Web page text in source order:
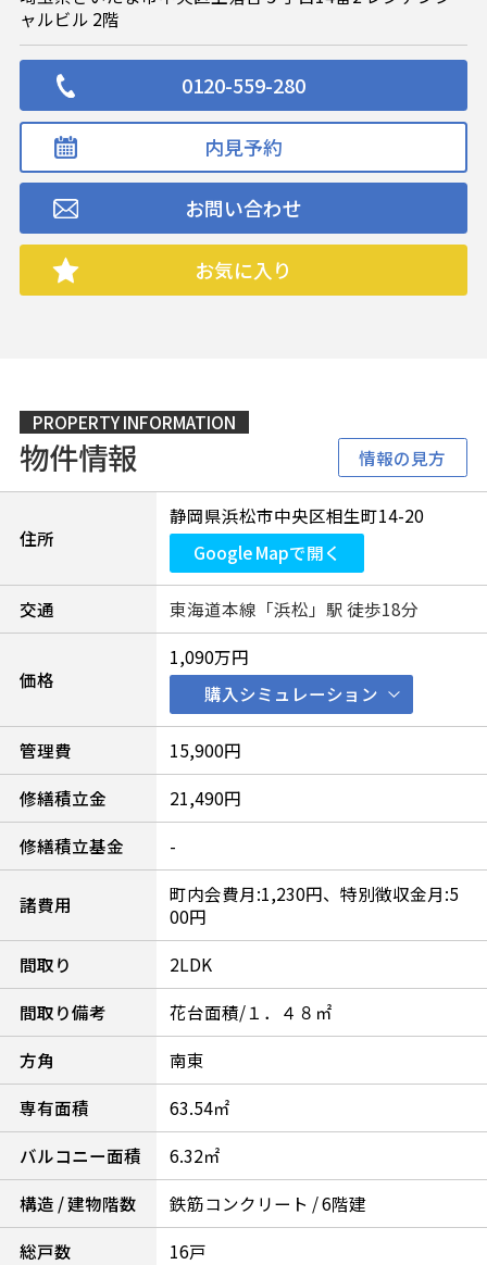
ャルビル 2階
0120-559-280
内見予約
お問い合わせ
お気に入り
PROPERTY INFORMATION
物件情報 情報の見方
住所
静岡県浜松市中央区相生町14-20
Google Mapで開く
交通 東海道本線「浜松」駅 徒歩18分
価格
1,090万円
購入シミュレーション
管理費
15,900円
修繕積立金
21,490円
修繕積立基金
-
諸費用
町内会費月:1,230円、特別徴収金月:5
00円
間取り
2LDK
間取り備考
花台面積/１．４８㎡
方角
南東
専有面積
63.54㎡
バルコニー面積
6.32㎡
構造 / 建物階数
鉄筋コンクリート / 6階建
総戸数
16戸